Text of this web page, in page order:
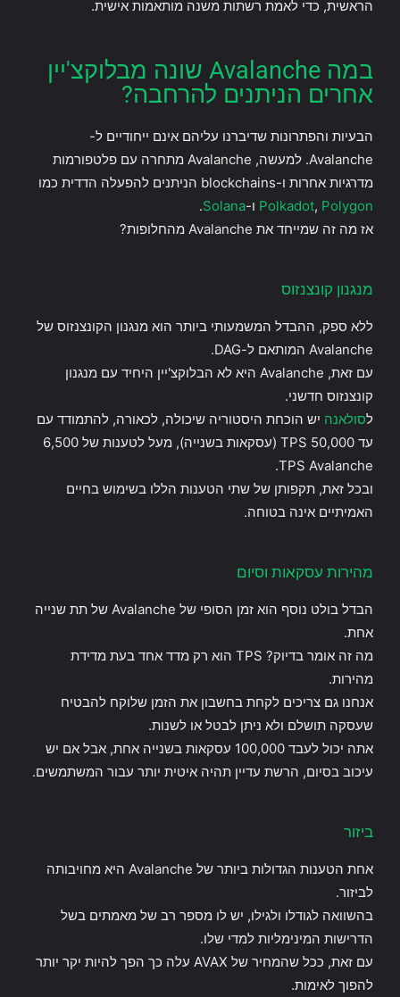
הראשית, כדי לאמת רשתות משנה מותאמות אישית.
במה Avalanche שונה מבלוקצ'יין
אחרים הניתנים להרחבה?
הבעיות והפתרונות שדיברנו עליהם אינם ייחודיים ל-
Avalanche. למעשה, Avalanche מתחרה עם פלטפורמות
מדרגיות אחרות ו-blockchains הניתנים להפעלה הדדית כמו
Polkadot, Polygon ו-Solana
.
אז מה זה שמייחד את Avalanche מהחלופות?
מנגנון קונצנזוס
ללא ספק, ההבדל המשמעותי ביותר הוא מנגנון הקונצנזוס של
Avalanche המותאם ל-DAG.
עם זאת, Avalanche היא לא הבלוקצ'יין היחיד עם מנגנון
קונצנזוס חדשני.
לסולאנה יש הוכחת היסטוריה שיכולה, לכאורה, להתמודד עם
עד 50,000 TPS (עסקאות בשנייה), מעל לטענות של 6,500
TPS Avalanche.
ובכל זאת, תקפותן של שתי הטענות הללו בשימוש בחיים
האמיתיים אינה בטוחה.
מהירות עסקאות וסיום
הבדל בולט נוסף הוא זמן הסופי של Avalanche של תת שנייה
אחת.
מה זה אומר בדיוק? TPS הוא רק מדד אחד בעת מדידת
מהירות.
אנחנו גם צריכים לקחת בחשבון את הזמן שלוקח להבטיח
שעסקה תושלם ולא ניתן לבטל או לשנות.
אתה יכול לעבד 100,000 עסקאות בשנייה אחת, אבל אם יש
עיכוב בסיום, הרשת עדיין תהיה איטית יותר עבור המשתמשים.
ביזור
אחת הטענות הגדולות ביותר של Avalanche היא מחויבותה
לביזור.
בהשוואה לגודלו ולגילו, יש לו מספר רב של מאמתים בשל
הדרישות המינימליות למדי שלו.
עם זאת, ככל שהמחיר של AVAX עלה כך הפך להיות יקר יותר
להפוך לאימות.